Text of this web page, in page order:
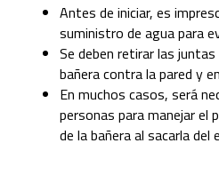
Antes de iniciar, es
suministro de agua para
Se deben retirar las
bañera contra la pared y
En muchos casos, será
personas para manejar el
de la bañera al sacarla del